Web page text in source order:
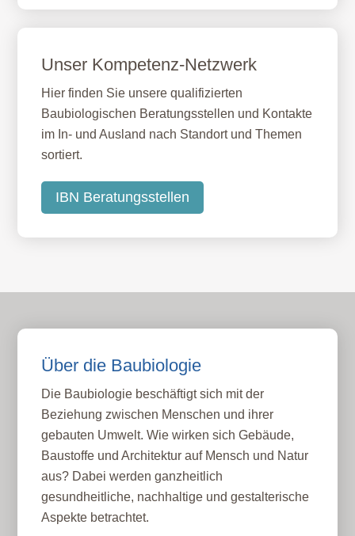
Unser Kompetenz-Netzwerk
Hier finden Sie unsere qualifizierten
Baubiologischen Beratungsstellen und Kontakte
im In- und Ausland nach Standort und Themen
sortiert.
IBN Beratungsstellen
Über die Baubiologie
Die Baubiologie beschäftigt sich mit der
Beziehung zwischen Menschen und ihrer
gebauten Umwelt. Wie wirken sich Gebäude,
Baustoffe und Architektur auf Mensch und Natur
aus? Dabei werden ganzheitlich
gesundheitliche, nachhaltige und gestalterische
Aspekte betrachtet.